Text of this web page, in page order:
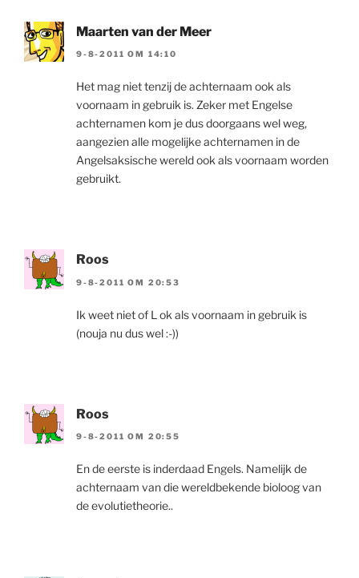
Maarten van der Meer
9-8-2011 OM 14:10
Het mag niet tenzij de achternaam ook als
voornaam in gebruik is. Zeker met Engelse
achternamen kom je dus doorgaans wel weg,
aangezien alle mogelijke achternamen in de
Angelsaksische wereld ook als voornaam worden
gebruikt.
Roos
9-8-2011 OM 20:53
Ik weet niet of L ok als voornaam in gebruik is
(nouja nu dus wel :-))
Roos
9-8-2011 OM 20:55
En de eerste is inderdaad Engels. Namelijk de
achternaam van die wereldbekende bioloog van
de evolutietheorie..